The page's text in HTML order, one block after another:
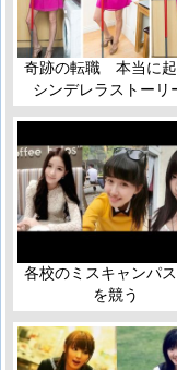
奇跡の転職 本当に
シンデレラストーリ
各校のミスキャンパ
を競う